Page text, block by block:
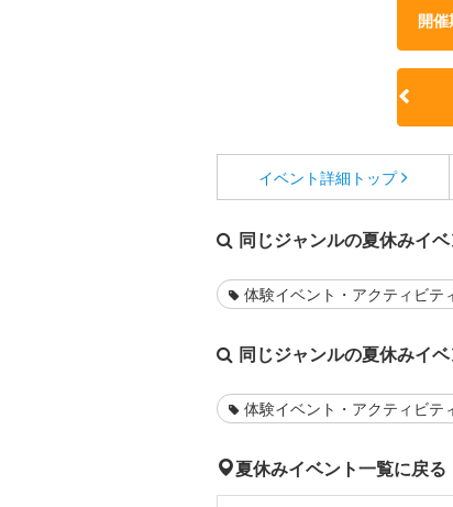
開
イベント詳細 トップ
同じジャンルの夏休みイベ
体験イベント・アクティビテ
同じジャンルの夏休みイベ
体験イベント・アクティビテ
夏休みイベント一覧に戻る